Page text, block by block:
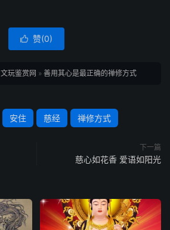
 赞(0)
文玩鉴赏网 » 善用其心是最正确的禅修方式
安住 慈经 禅修方式
下一篇
慈心如花香 爱语如阳光